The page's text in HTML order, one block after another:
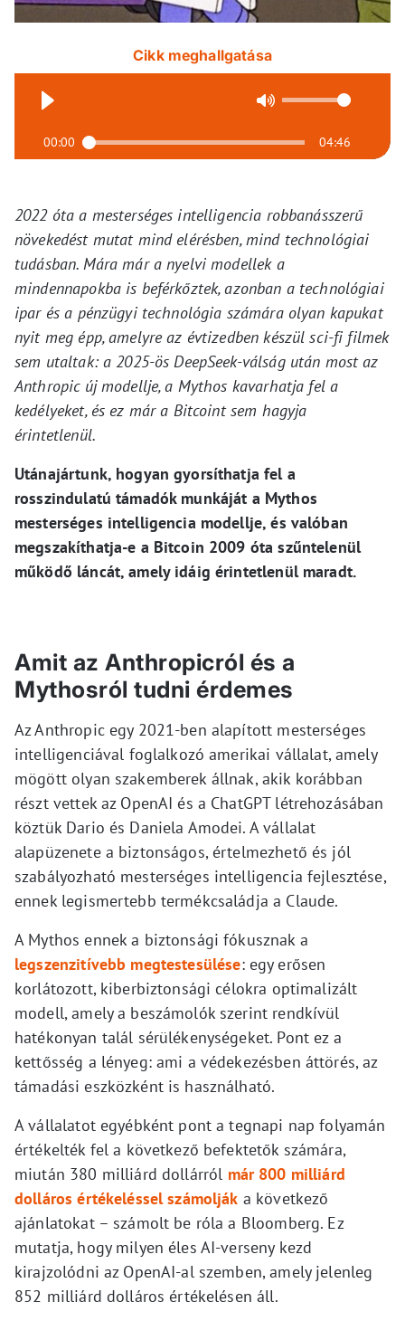
Cikk meghallgatása
00:00 04:46
2022 óta a mesterséges intelligencia robbanásszerű
növekedést mutat mind elérésben, mind technológiai
tudásban. Mára már a nyelvi modellek a
mindennapokba is beférkőztek, azonban a technológiai
ipar és a pénzügyi technológia számára olyan kapukat
nyit meg épp, amelyre az évtizedben készül sci-fi filmek
sem utaltak: a 2025-ös DeepSeek-válság után most az
Anthropic új modellje, a Mythos kavarhatja fel a
kedélyeket, és ez már a Bitcoint sem hagyja
érintetlenül.
Utánajártunk, hogyan gyorsíthatja fel a
rosszindulatú támadók munkáját a Mythos
mesterséges intelligencia modellje, és valóban
megszakíthatja-e a Bitcoin 2009 óta szűntelenül
működő láncát, amely idáig érintetlenül maradt.
Amit az Anthropicról és a
Mythosról tudni érdemes
Az Anthropic egy 2021-ben alapított mesterséges
intelligenciával foglalkozó amerikai vállalat, amely
mögött olyan szakemberek állnak, akik korábban
részt vettek az OpenAI és a ChatGPT létrehozásában
köztük Dario és Daniela Amodei. A vállalat
alapüzenete a biztonságos, értelmezhető és jól
szabályozható mesterséges intelligencia fejlesztése,
ennek legismertebb termékcsaládja a Claude.
A Mythos ennek a biztonsági fókusznak a
legszenzitívebb megtestesülése: egy erősen
korlátozott, kiberbiztonsági célokra optimalizált
modell, amely a beszámolók szerint rendkívül
hatékonyan talál sérülékenységeket. Pont ez a
kettősség a lényeg: ami a védekezésben áttörés, az
támadási eszközként is használható.
A vállalatot egyébként pont a tegnapi nap folyamán
értékelték fel a következő befektetők számára,
miután 380 milliárd dollárról már 800 milliárd
dolláros értékeléssel számolják a következő
ajánlatokat – számolt be róla a Bloomberg. Ez
mutatja, hogy milyen éles AI-verseny kezd
kirajzolódni az OpenAI-al szemben, amely jelenleg
852 milliárd dolláros értékelésen áll.